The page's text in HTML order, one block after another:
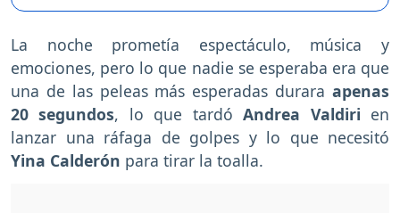
La noche prometía espectáculo, música y
emociones, pero lo que nadie se esperaba era que
una de las peleas más esperadas durara apenas
20 segundos, lo que tardóAndrea Valdiri en
lanzar una ráfaga de golpes y lo que necesitó
Yina Calderón para tirar la toalla.